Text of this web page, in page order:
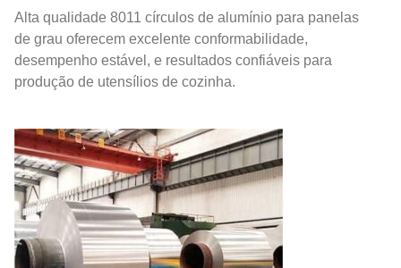
Alta qualidade 8011 círculos de alumínio para panelas
de grau oferecem excelente conformabilidade,
desempenho estável, e resultados confiáveis ​​para
produção de utensílios de cozinha.